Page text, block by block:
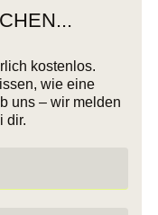
kostenlos.
wie eine
uns – wir melden
dir.